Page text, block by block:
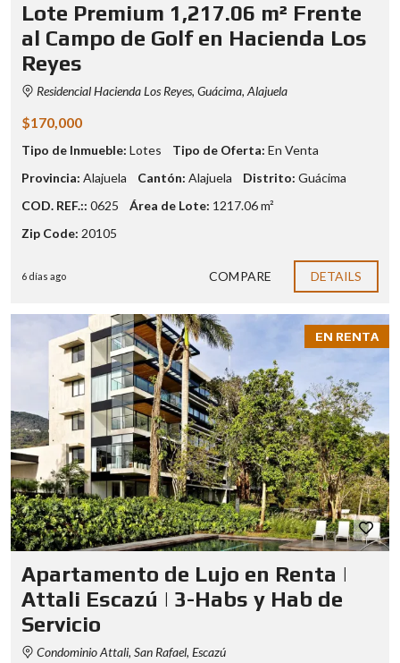
Lote Premium 1,217.06 m² Frente
al Campo de Golf en Hacienda Los
Reyes
Residencial Hacienda Los Reyes, Guácima, Alajuela
$170,000
Tipo de Inmueble: Lotes Tipo de Oferta: En Venta
Provincia: Alajuela Cantón: Alajuela Distrito: Guácima
COD. REF.:: 0625 Área de Lote: 1217.06 m²
Zip Code: 20105
6 días ago COMPARE DETAILS
EN RENTA
Apartamento de Lujo en Renta |
Attali Escazú | 3-Habs y Hab de
Servicio
Condominio Attali, San Rafael, Escazú